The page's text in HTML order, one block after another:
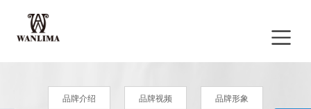
品牌介绍 品牌视频 品牌形象